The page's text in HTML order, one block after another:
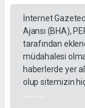
İnternet
Ajansı (BHA),
tarafından
müdahalesi
haberlerde yer
olup sitemizin